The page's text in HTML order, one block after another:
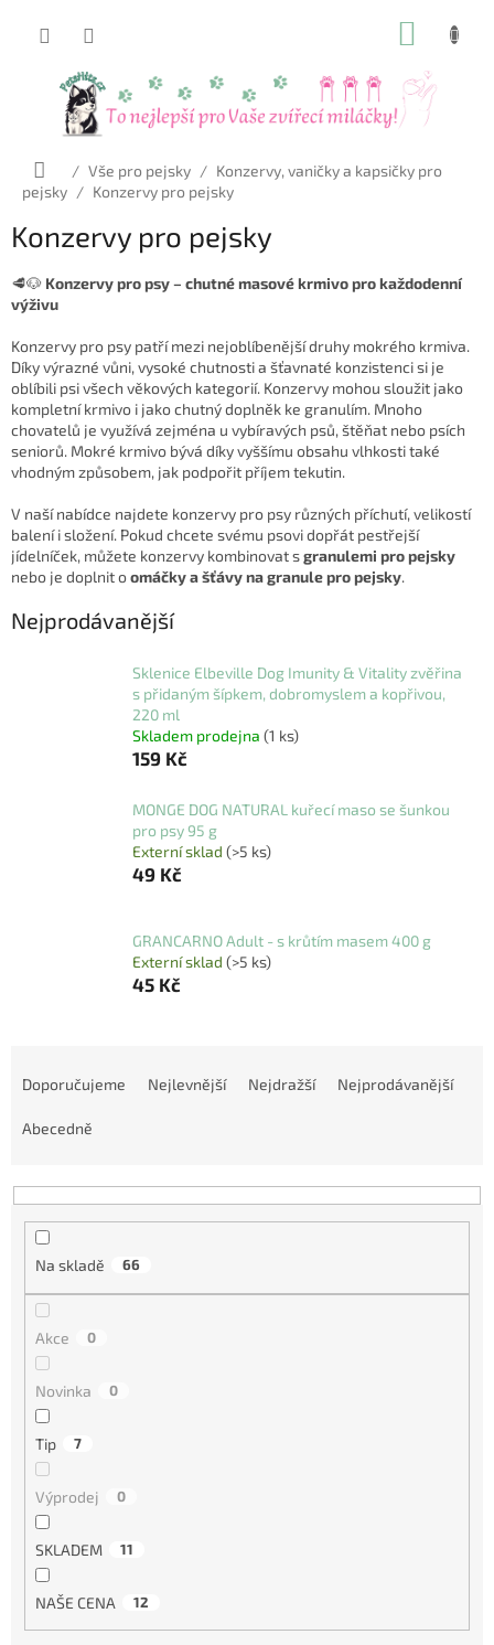
Domů
/ Vše pro pejsky / Konzervy, vaničky a kapsičky pro
pejsky / Konzervy pro pejsky
Konzervy pro pejsky
🥩🐶 Konzervy pro psy – chutné masové krmivo pro každodenní
výživu
Konzervy pro psy patří mezi nejoblíbenější druhy mokrého krmiva.
Díky výrazné vůni, vysoké chutnosti a šťavnaté konzistenci si je
oblíbili psi všech věkových kategorií. Konzervy mohou sloužit jako
kompletní krmivo i jako chutný doplněk ke granulím. Mnoho
chovatelů je využívá zejména u vybíravých psů, štěňat nebo psích
seniorů. Mokré krmivo bývá díky vyššímu obsahu vlhkosti také
vhodným způsobem, jak podpořit příjem tekutin.
V naší nabídce najdete konzervy pro psy různých příchutí, velikostí
balení i složení. Pokud chcete svému psovi dopřát pestřejší
jídelníček, můžete konzervy kombinovat sgranulemi pro pejsky
nebo je doplnit oomáčky a šťávy na granule pro pejsky.
Nejprodávanější
Sklenice Elbeville Dog Imunity & Vitality zvěřina
s přidaným šípkem, dobromyslem a kopřivou,
220 ml
Skladem prodejna (1 ks)
159 Kč
MONGE DOG NATURAL kuřecí maso se šunkou
pro psy 95 g
Externí sklad (>5 ks)
49 Kč
GRANCARNO Adult - s krůtím masem 400 g
Externí sklad (>5 ks)
45 Kč
p
Doporučujeme Nejlevnější Nejdražší Nejprodávanější
Abecedně
Na skladě 66
Akce 0
Novinka 0
Tip 7
Výprodej 0
SKLADEM 11
NAŠE CENA 12